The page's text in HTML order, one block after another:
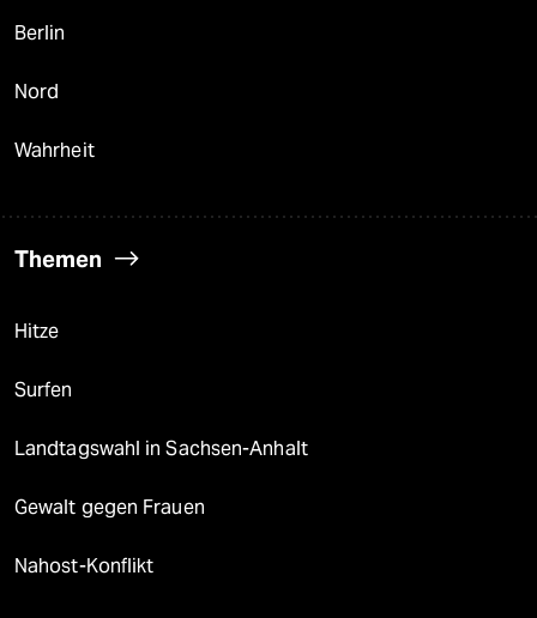
Berlin
Nord
Wahrheit
Themen
Hitze
Surfen
Landtagswahl in Sachsen-Anhalt
Gewalt gegen Frauen
Nahost-Konflikt